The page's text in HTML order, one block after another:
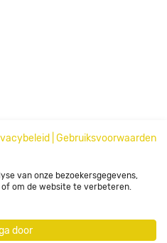
Gebruiksvoorwaarden
van onze bezoekersgegevens,
om de website te verbeteren.
door